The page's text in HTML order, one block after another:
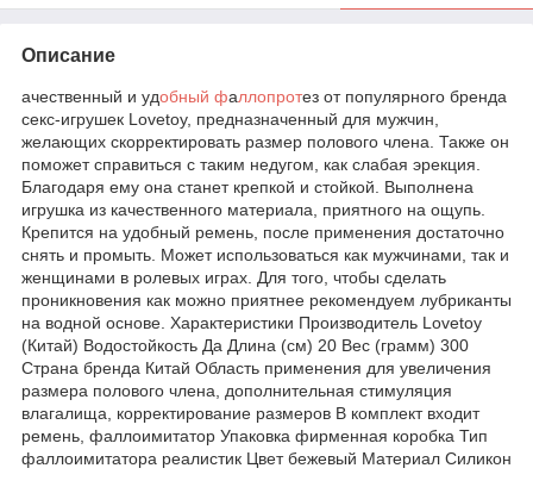
Описание
ачественный и удобный фаллопротез от популярного бренда
секс-игрушек Lovetoy, предназначенный для мужчин,
желающих скорректировать размер полового члена. Также он
поможет справиться с таким недугом, как слабая эрекция.
Благодаря ему она станет крепкой и стойкой. Выполнена
игрушка из качественного материала, приятного на ощупь.
Крепится на удобный ремень, после применения достаточно
снять и промыть. Может использоваться как мужчинами, так и
женщинами в ролевых играх. Для того, чтобы сделать
проникновения как можно приятнее рекомендуем лубриканты
на водной основе. Характеристики Производитель Lovetoy
(Китай) Водостойкость Да Длина (см) 20 Вес (грамм) 300
Страна бренда Китай Область применения для увеличения
размера полового члена, дополнительная стимуляция
влагалища, корректирование размеров В комплект входит
ремень, фаллоимитатор Упаковка фирменная коробка Тип
фаллоимитатора реалистик Цвет бежевый Материал Силикон